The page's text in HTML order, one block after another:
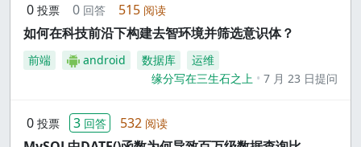
0 投票 0 回答 515 阅读
如何在科技前沿下构建去智环境并筛选意识体？
前端 android 数据库
运维
缘分写在三生石之上
7 月 23 日提问
0 投票 3 回答 532 阅读